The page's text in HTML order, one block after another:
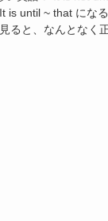
is until ~ that にな
ると、なんとなく